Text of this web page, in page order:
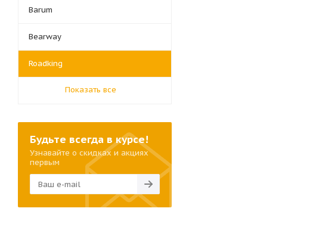
Barum
Bearway
Roadking
Показать все
Будьте всегда в курсе!
Узнавайте о скидках и акциях
первым